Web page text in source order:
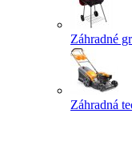
Záhradné
Záhradná